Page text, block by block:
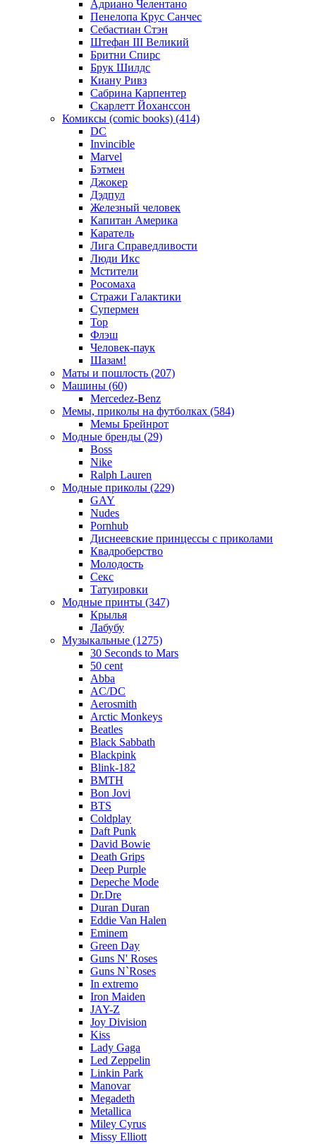
Адриано Челентано
Пенелопа Крус Санчес
Себастиан Стэн
Штефан III Великий
Бритни Спирс
Брук Шилдс
Киану Ривз
Сабрина Карпентер
Скарлетт Йоханссон
Комиксы (comic books) (414)
DC
Invincible
Marvel
Бэтмен
Джокер
Дэдпул
Железный человек
Капитан Америка
Каратель
Лига Справедливости
Люди Икс
Мстители
Росомаха
Стражи Галактики
Супермен
Тор
Флэш
Человек-паук
Шазам!
Маты и пошлость (207)
Машины (60)
Mercedez-Benz
Мемы, приколы на футболках (584)
Мемы Брейнрот
Модные бренды (29)
Boss
Nike
Ralph Lauren
Модные приколы (229)
GAY
Nudes
Pornhub
Диснеевские принцессы с приколами
Квадроберство
Молодость
Секс
Татуировки
Модные принты (347)
Крылья
Лабубу
Музыкальные (1275)
30 Seconds to Mars
50 cent
Abba
AC/DC
Aerosmith
Arctic Monkeys
Beatles
Black Sabbath
Blackpink
Blink-182
BMTH
Bon Jovi
BTS
Coldplay
Daft Punk
David Bowie
Death Grips
Deep Purple
Depeche Mode
Dr.Dre
Duran Duran
Eddie Van Halen
Eminem
Green Day
Guns N' Roses
Guns N`Roses
In extremo
Iron Maiden
JAY-Z
Joy Division
Kiss
Lady Gaga
Led Zeppelin
Linkin Park
Manovar
Megadeth
Metallica
Miley Cyrus
Missy Elliott